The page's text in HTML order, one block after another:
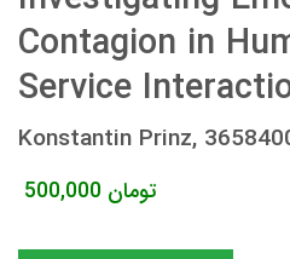
Contagion in
Service
Konstantin Prinz,
500,000 تومان